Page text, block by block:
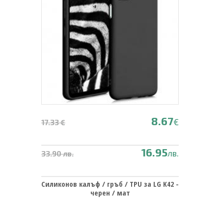
17.33 € 8.67€
33.90 лв. 16.95лв.
Силиконов калъф / гръб / TPU за LG K42 -
черен / мат